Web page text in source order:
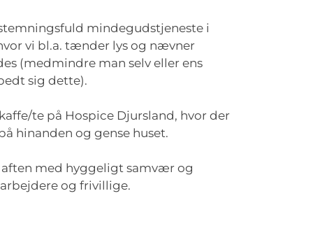
mindegudstjeneste i
vi bl.a. tænder lys og nævner
(medmindre man selv eller ens
sig dette).
te på Hospice Djursland, hvor der
hinanden og gense huset.
med hyggeligt samvær og
og frivillige.